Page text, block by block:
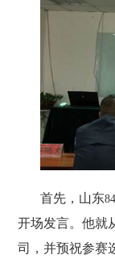
首先，山东
开场发言。他就
司，并预祝参赛